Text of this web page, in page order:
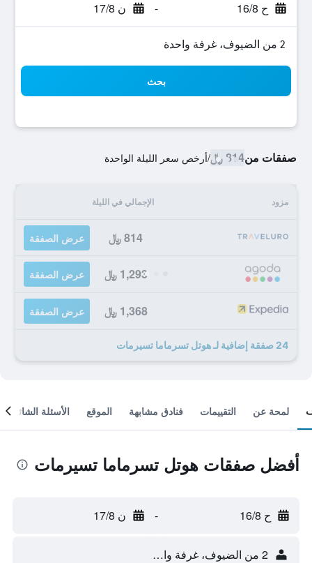
ح 16/8 - ن 17/8
2 من الضيوف، غرفة واحدة
بحث
صفقات من814 ﷼ /أرخص سعر الليلة الواحدة
مزود الإجمالي في الليلة
814 ﷼ عرض الصفقة
1,293 ﷼ عرض الصفقة
1,368 ﷼ عرض الصفقة
24 صفقة إضافية لـ هوتل تسرماما تسيرمات
لمحة عن التقييمات فنادق مشابهة الموقع الأسئلة الشائعة
أفضل صفقات هوتل تسرماما تسيرمات
ح 16/8 - ن 17/8
2 من الضيوف، غرفة واحدة